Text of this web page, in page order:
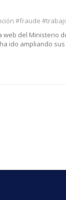
#fraude
del Ministerio
ido ampliando